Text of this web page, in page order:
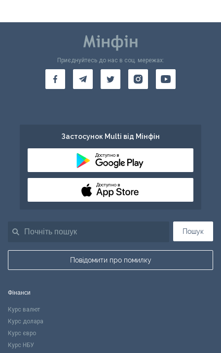
Пошук
Повідомити про помилку
Приєднуйтесь до нас в соц. мережах:
Застосунок Multi від Мінфін
Доступно в
Доступно в
Фінанси
Курс валют
Курс долара
Курс євро
Курс НБУ